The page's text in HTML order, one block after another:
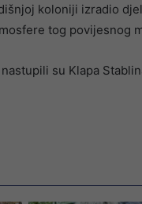
koloniji izradio
tog povijesnog
su Klapa